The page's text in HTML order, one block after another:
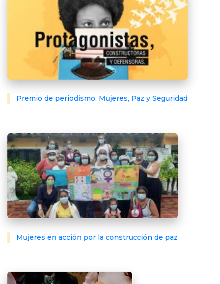
Premio de periodismo. Mujeres, Paz y Seguridad
Mujeres en acción por la construcción de paz